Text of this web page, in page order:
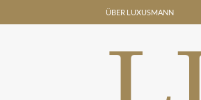
ÜBER LUXUSMANN